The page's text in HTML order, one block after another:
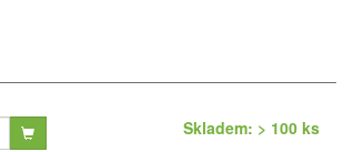
Skladem: > 100 ks